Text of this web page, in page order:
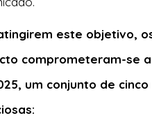
este objetivo,
comprometeram-se
um conjunto de